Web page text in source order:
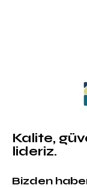
Kalite,
lideriz.
Bizden